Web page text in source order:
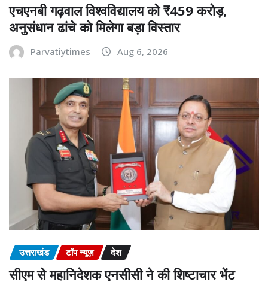
एचएनबी गढ़वाल विश्वविद्यालय को ₹459 करोड़,
अनुसंधान ढांचे को मिलेगा बड़ा विस्तार
Parvatiytimes Aug 6, 2026
उत्तराखंड टॉप न्यूज़ देश
सीएम से महानिदेशक एनसीसी ने की शिष्टाचार भेंट